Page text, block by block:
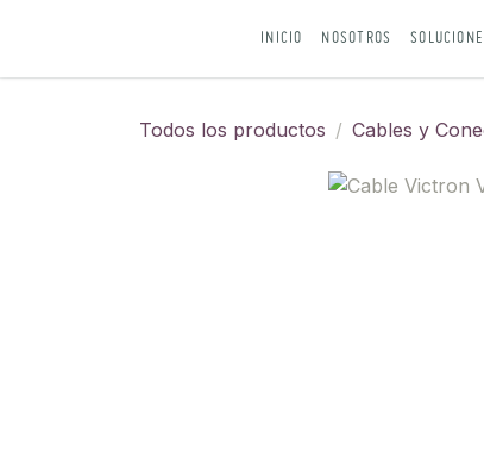
INICIO NOSOTROS
Todos los productos Cables y